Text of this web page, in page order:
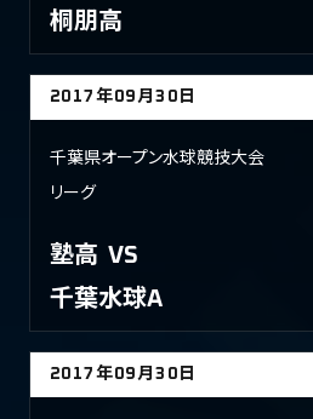
桐朋高
2017年09月30日
千葉県オープン水球競技大会
リーグ
塾高 VS
千葉水球A
2017年09月30日